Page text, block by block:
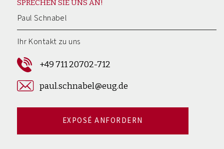
SPRECHEN SIE UNS AN!
Paul Schnabel
Ihr Kontakt zu uns
+49 711 20702-712
paul.schnabel@eug.de
EXPOSÉ ANFORDERN